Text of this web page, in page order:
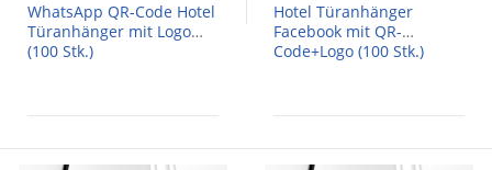
WhatsApp QR-Code Hotel
Türanhänger mit Logo
(100 Stk.)
Hotel Türanhänger
Facebook mit QR-
Code+Logo (100 Stk.)